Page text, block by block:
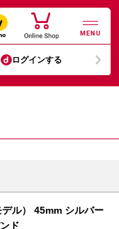
MENU
ログインする
ル） 45mm シルバー
ド